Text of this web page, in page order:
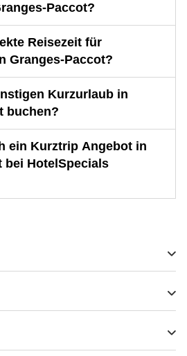
Paccot?
Reisezeit für
Granges-Paccot?
Kurzurlaub in
buchen?
ein Kurztrip Angebot in
bei HotelSpecials